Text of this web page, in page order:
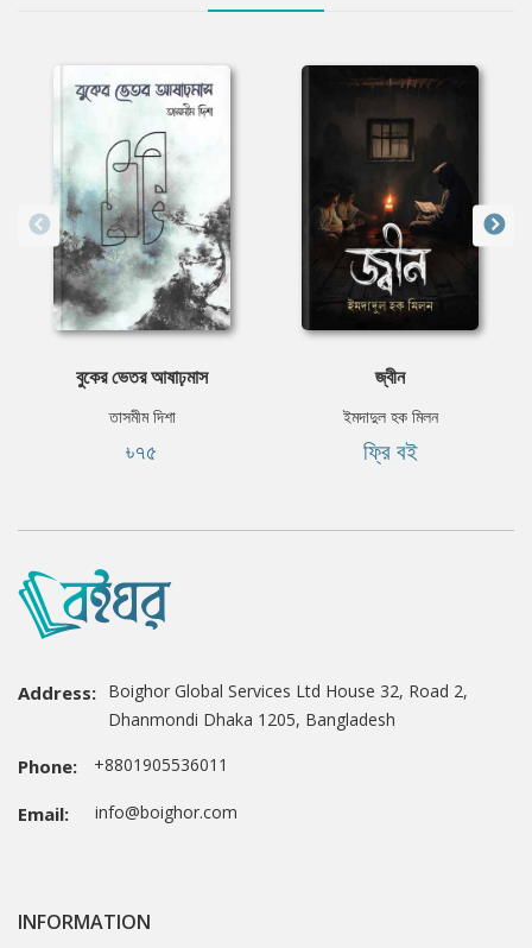
বুকের ভেতর আষাঢ়মাস
তাসমীম দিশা
৳৭৫
জ্বীন
ইমদাদুল হক মিলন
ফ্রি বই
Address: Boighor Global Services Ltd House 32, Road 2,
Dhanmondi Dhaka 1205, Bangladesh
Phone: +8801905536011
Email: info@boighor.com
INFORMATION